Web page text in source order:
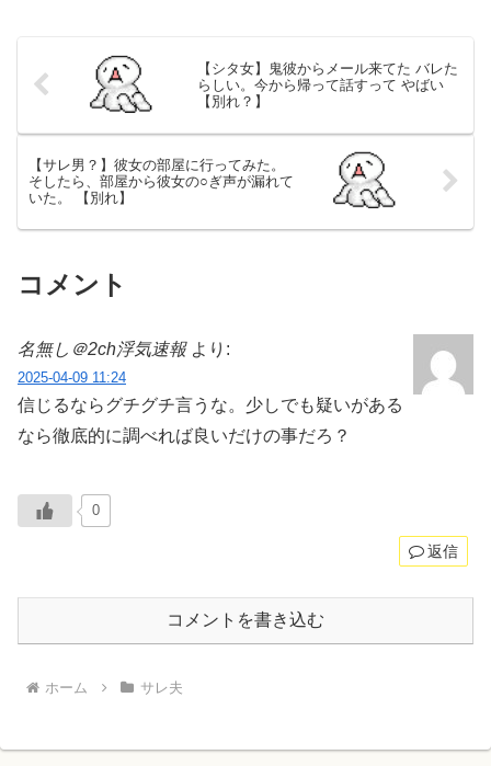
【シタ女】鬼彼からメール来てた バレた
らしい。今から帰って話すって やばい
【別れ？】
【サレ男？】彼女の部屋に行ってみた。
そしたら、部屋から彼女の○ぎ声が漏れて
いた。 【別れ】
コメント
名無し＠2ch浮気速報 より:
2025-04-09 11:24
信じるならグチグチ言うな。少しでも疑いがある
なら徹底的に調べれば良いだけの事だろ？
0
返信
コメントを書き込む
ホーム サレ夫